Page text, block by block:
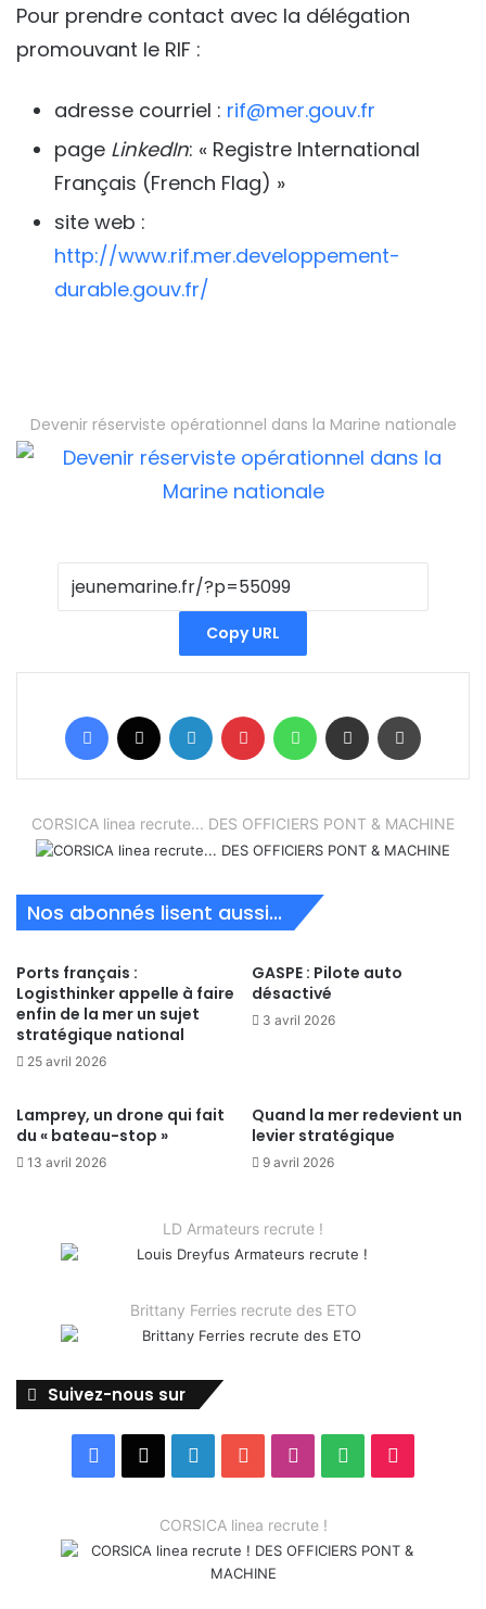
Pour prendre contact avec la délégation
promouvant le RIF :
adresse courriel : rif@mer.gouv.fr
page LinkedIn: « Registre International
Français (French Flag) »
site web :
http://www.rif.mer.developpement-
durable.gouv.fr/
Devenir réserviste opérationnel dans la Marine nationale
Copy URL
Facebook Linkedin Pinterest WhatsAppPartager par email
CORSICA linea recrute... DES OFFICIERS PONT & MACHINE
Nos abonnés lisent aussi...
Ports français :
Logisthinker appelle à faire
enfin de la mer un sujet
stratégique national
25 avril 2026
GASPE : Pilote auto
désactivé
3 avril 2026
Lamprey, un drone qui fait
du « bateau-stop »
13 avril 2026
Quand la mer redevient un
levier stratégique
9 avril 2026
LD Armateurs recrute !
Brittany Ferries recrute des ETO
Suivez-nous sur
Facebook LinkedinYouTubeInstagram
Spotify
CORSICA linea recrute !